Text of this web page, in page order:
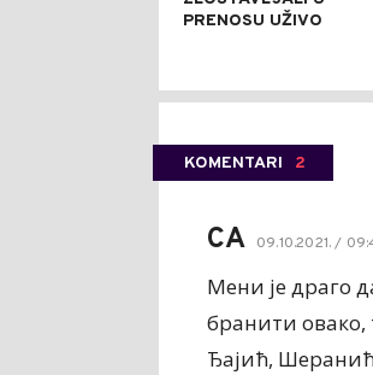
PRENOSU UŽIVO
KOMENTARI 2
СА 09.10.2021. /
Мени је драго
бранити овако,
Ђајић, Шеранић